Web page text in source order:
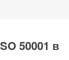
50001 в